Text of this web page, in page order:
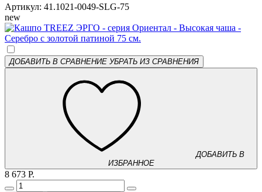
Артикул: 41.1021-0049-SLG-75
new
ДОБАВИТЬ В СРАВНЕНИЕ УБРАТЬ ИЗ СРАВНЕНИЯ
ДОБАВИТЬ В
ИЗБРАННОЕ
8 673 Р.